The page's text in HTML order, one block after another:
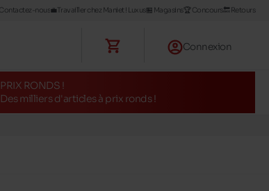
nous💼Travailler chez Maniet ! Luxus🏪 Magasins🏆 Concours🔙 Retours
Connexion
PRIX RONDS !
Des milliers d'articles à prix ronds !